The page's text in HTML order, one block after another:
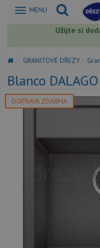
Zobrazit
MENU
Užijte si
GRANITOVÉ DŘEZY
Blanco
DOPRAVA ZDARMA